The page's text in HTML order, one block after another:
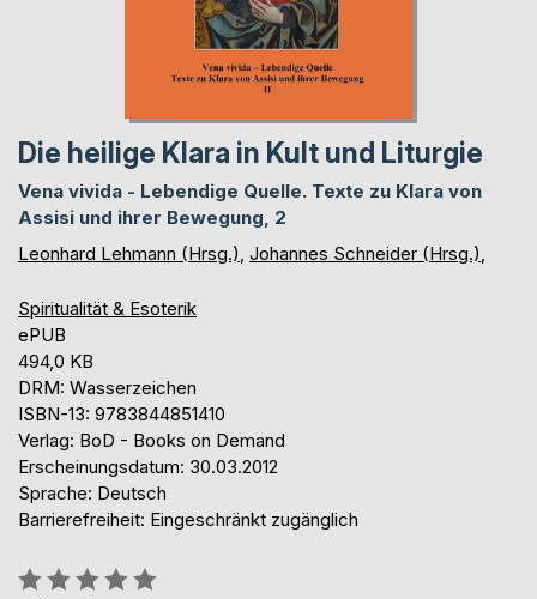
Die heilige Klara in Kult und Liturgie
Vena vivida - Lebendige Quelle. Texte zu Klara von
Assisi und ihrer Bewegung, 2
Leonhard Lehmann (Hrsg.) Johannes Schneider (Hrsg.)
Spiritualität & Esoterik
ePUB
494,0 KB
DRM: Wasserzeichen
ISBN-13: 9783844851410
Verlag: BoD - Books on Demand
Erscheinungsdatum: 30.03.2012
Sprache: Deutsch
Barrierefreiheit: Eingeschränkt zugänglich
Bewertung::